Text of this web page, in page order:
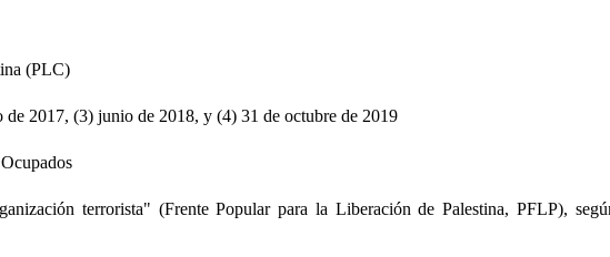
(PLC)
2017, (3) junio de 2018, y (4) 31 de octubre de 2019
terrorista" (Frente Popular para la Liberación de Palestina, PFLP),